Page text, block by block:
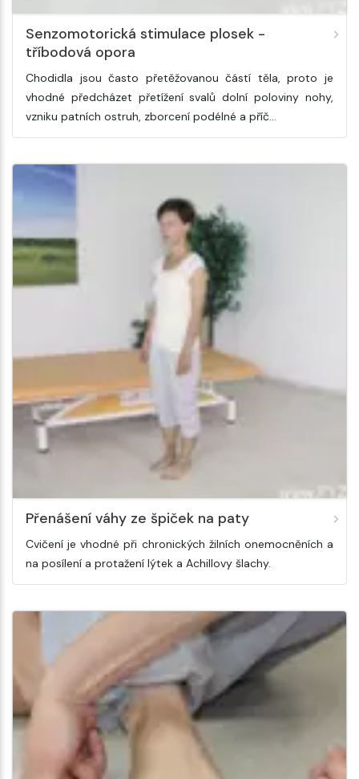
Senzomotorická stimulace plosek -
tříbodová opora
Chodidla jsou často přetěžovanou částí těla, proto je
vhodné předcházet přetížení svalů dolní poloviny nohy,
vzniku patních ostruh, zborcení podélné a příč…
Přenášení váhy ze špiček na paty
Cvičení je vhodné při chronických žilních onemocněních a
na posílení a protažení lýtek a Achillovy šlachy.